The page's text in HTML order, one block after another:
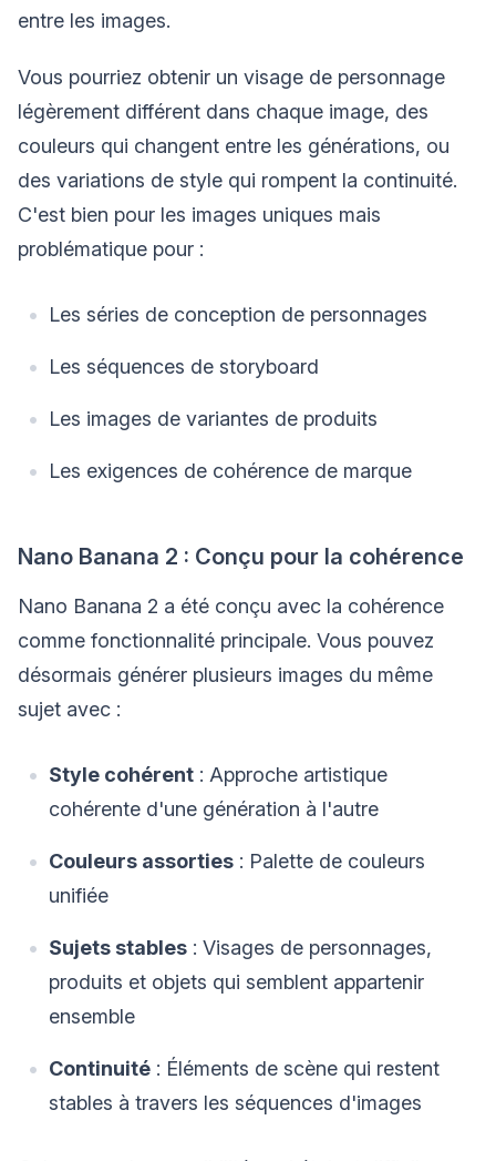
entre les images.
Vous pourriez obtenir un visage de personnage
légèrement différent dans chaque image, des
couleurs qui changent entre les générations, ou
des variations de style qui rompent la continuité.
C'est bien pour les images uniques mais
problématique pour :
Les séries de conception de personnages
Les séquences de storyboard
Les images de variantes de produits
Les exigences de cohérence de marque
Nano Banana 2 : Conçu pour la cohérence
Nano Banana 2 a été conçu avec la cohérence
comme fonctionnalité principale. Vous pouvez
désormais générer plusieurs images du même
sujet avec :
Style cohérent : Approche artistique
cohérente d'une génération à l'autre
Couleurs assorties : Palette de couleurs
unifiée
Sujets stables : Visages de personnages,
produits et objets qui semblent appartenir
ensemble
Continuité : Éléments de scène qui restent
stables à travers les séquences d'images